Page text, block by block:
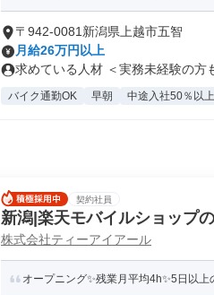
〒942-0081新潟県上越市五智
月給26万円以上
求めている人材 ＜実務未経験の方
バイク通勤OK 早朝 中途入社50％以上
契約社員
新潟|楽天モバイルショップ
株式会社ティーアイアール
オープニング✨残業月平均4h✨5日以